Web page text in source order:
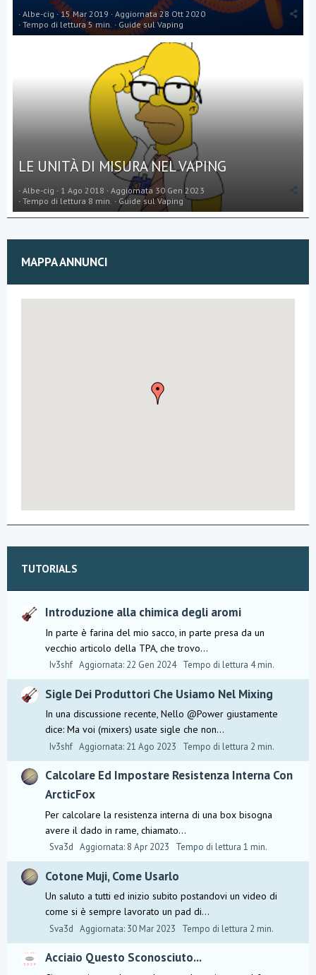
Albe-cig 15 Mar 2019 Aggiornata28 Ott 2020
Tempo di lettura 5 min.
Guide sul Vaping
LE UNITÀ DI MISURA NEL VAPING
Albe-cig 1 Ago 2018 Aggiornata 30 Gen 2023
Tempo di lettura 8 min.
Guide sul Vaping
MAPPA ANNUNCI
TUTORIALS
Introduzione alla chimica degli aromi
In parte è farina del mio sacco, in parte presa da un
vecchio articolo della TPA, che trovo...
Iv3shf Aggiornata: 22 Gen 2024 Tempo di lettura 4 min.
Sigle Dei Produttori Che Usiamo Nel Mixing
In una discussione recente, Nello @Power giustamente
dice: Ma voi (mixers) usate sigle che non...
Iv3shf Aggiornata: 21 Ago 2023 Tempo di lettura 2 min.
Calcolare Ed Impostare Resistenza Interna Con
ArcticFox
Per calcolare la resistenza interna di una box bisogna
avere il dado in rame, chiamato...
Sva3d Aggiornata: 8 Apr 2023 Tempo di lettura 1 min.
Cotone Muji, Come Usarlo
Un saluto a tutti ed inizio subito postandovi un video di
come si è sempre lavorato un pad di...
Sva3d Aggiornata: 30 Mar 2023 Tempo di lettura 2 min.
Acciaio Questo Sconosciuto...